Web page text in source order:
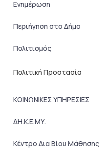
Ενημέρωση
Περιήγηση στο Δήμο
Πολιτισμός
Πολιτική Προστασία
ΚΟΙΝΩΝΙΚΕΣ ΥΠΗΡΕΣΙΕΣ
ΔΗ.Κ.Ε.ΜΥ.
Κέντρο Δια Βίου Μάθησης